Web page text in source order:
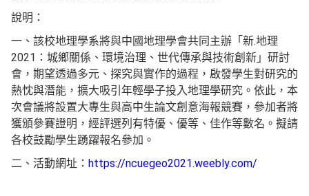
說明：
一、該校地理學系將與中國地理學會共同主辦「新.地理
2021：城鄉關係、環境治理、世代傳承與技術創新」研討
會，期望透過多元、探究與實作的過程，啟發學生對研究的
熱忱與潛能，擴大吸引年輕學子投入地理學研究。依此，本
次會議將設置大專生與高中生論文創意海報競賽，參加者將
獲頒參賽證明，經評選列有特優、優等、佳作等數名。擬請
各校鼓勵學生踴躍報名參加。
二、活動網址： https://ncuegeo2021.weebly.com/